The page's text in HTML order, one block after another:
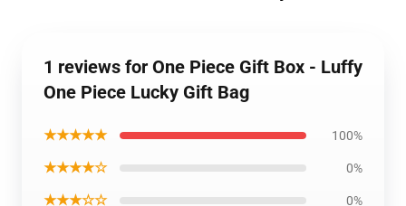
1 reviews for One Piece Gift Box - Luffy
One Piece Lucky Gift Bag
★★★★★ 100%
★★★★☆ 0%
★★★☆☆ 0%